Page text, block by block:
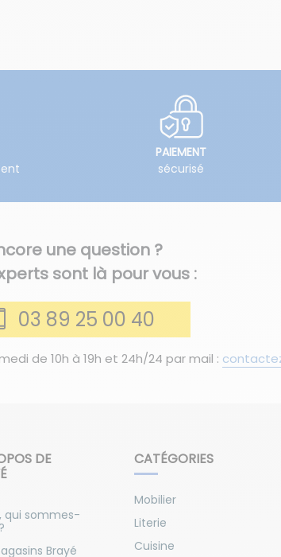
une question ?
sont là pour vous :
03 89 25 00 40
de 10h à 19h et 24h/24 par mail :
PAIEMENT
sécurisé
DE
qui sommes-
Brayé
CATÉGORIES
Mobilier
Literie
Cuisine